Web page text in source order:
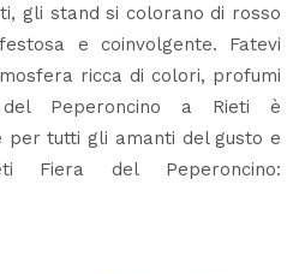
gli stand si colorano di rosso
e coinvolgente. Fatevi
ricca di colori, profumi
Peperoncino a Rieti è
per tutti gli amanti del gusto e
Fiera del Peperoncino: